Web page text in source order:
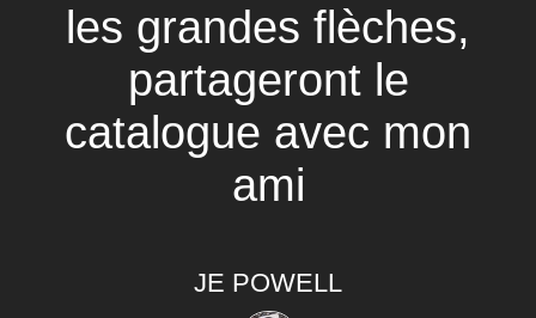
les grandes flèches,
partageront le
catalogue avec mon
ami
JE POWELL